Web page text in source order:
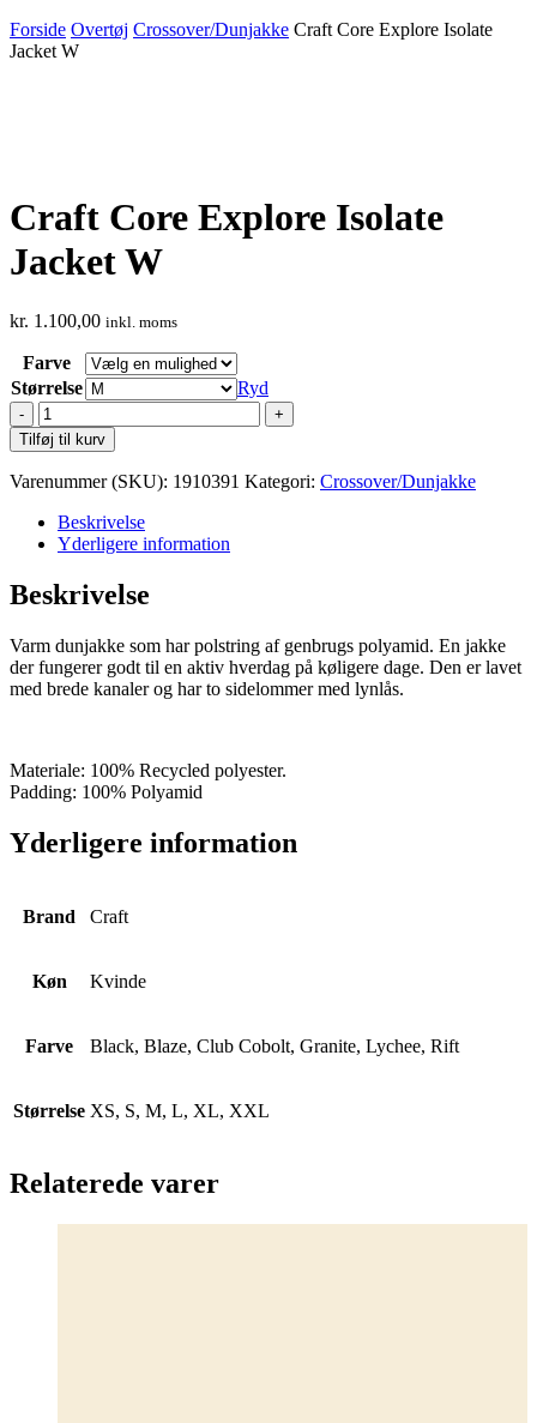
Forside Overtøj Crossover/Dunjakke Craft Core Explore Isolate
Jacket W
Craft Core Explore Isolate
Jacket W
kr. 1.100,00 inkl. moms
Farve
Størrelse
Ryd
Craft
Core
Explore
Isolate
W
antal
Tilføj til kurv
Varenummer (SKU): 1910391 Kategori: Crossover/Dunjakke
Beskrivelse
Yderligere information
Beskrivelse
Varm dunjakke som har polstring af genbrugs polyamid. En jakke
der fungerer godt til en aktiv hverdag på køligere dage. Den er lavet
med brede kanaler og har to sidelommer med lynlås.
Materiale: 100% Recycled polyester.
Padding: 100% Polyamid
Yderligere information
Brand Craft
Køn Kvinde
Farve Black, Blaze, Club Cobolt, Granite, Lychee, Rift
Størrelse XS, S, M, L, XL, XXL
Relaterede varer